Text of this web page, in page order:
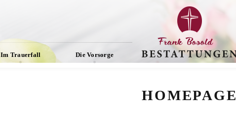
Im Trauerfall Die Vorsorge
HOMEPAGE